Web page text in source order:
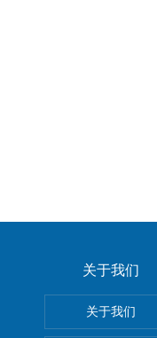
关于我们
关于我们